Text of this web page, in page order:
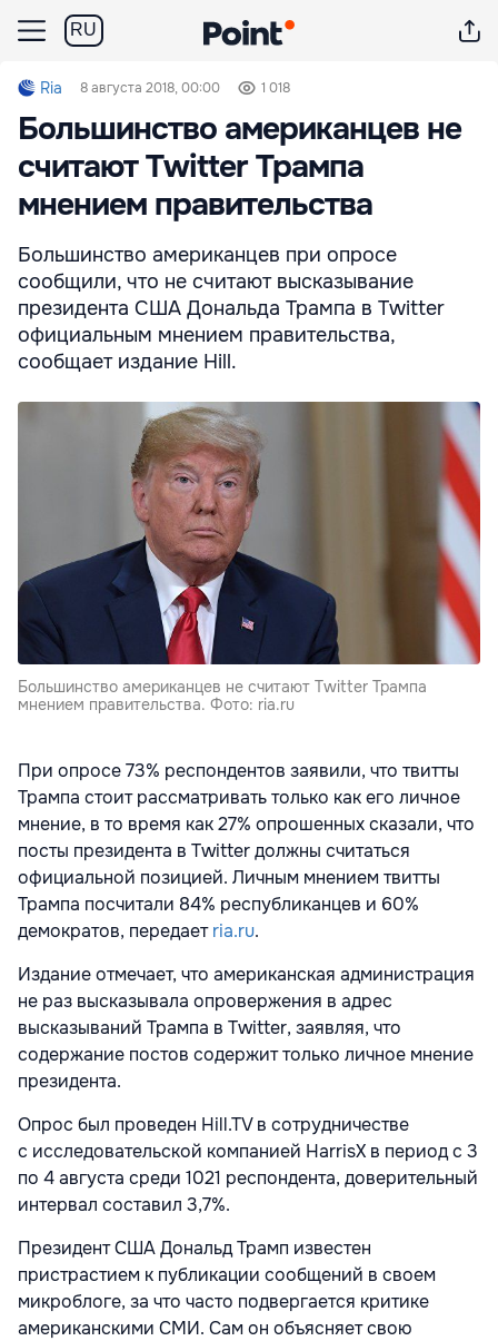
RU
Ria 8 августа 2018, 00:00 1 018
Большинство американцев не
считают Twitter Трампа
мнением правительства
Большинство американцев при опросе
сообщили, что не считают высказывание
президента США Дональда Трампа в Twitter
официальным мнением правительства,
сообщает издание Hill.
Большинство американцев не считают Twitter Трампа
мнением правительства. Фото: ria.ru
При опросе 73% респондентов заявили, что твитты
Трампа стоит рассматривать только как его личное
мнение, в то время как 27% опрошенных сказали, что
посты президента в Twitter должны считаться
официальной позицией. Личным мнением твитты
Трампа посчитали 84% республиканцев и 60%
демократов, передаетria.ru.
Издание отмечает, что американская администрация
не раз высказывала опровержения в адрес
высказываний Трампа в Twitter, заявляя, что
содержание постов содержит только личное мнение
президента.
Опрос был проведен Hill.TV в сотрудничестве
с исследовательской компанией HarrisX в период с 3
по 4 августа среди 1021 респондента, доверительный
интервал составил 3,7%.
Президент США Дональд Трамп известен
пристрастием к публикации сообщений в своем
микроблоге, за что часто подвергается критике
американскими СМИ. Сам он объясняет свою